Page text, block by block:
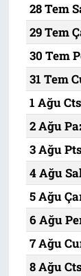
28 Tem
29 Tem
30 Tem
31 Tem
1 Ağu Cts
2 Ağu
3 Ağu Pts
4 Ağu
5 Ağu
6 Ağu
7 Ağu
8 Ağu Cts